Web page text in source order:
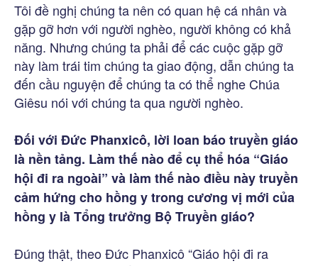
Tôi đề nghị chúng ta nên có quan hệ cá nhân và
gặp gỡ hơn với người nghèo, người không có khả
năng. Nhưng chúng ta phải để các cuộc gặp gỡ
này làm trái tim chúng ta giao động, dẫn chúng ta
đến cầu nguyện để chúng ta có thể nghe Chúa
Giêsu nói với chúng ta qua người nghèo.
Đối với Đức Phanxicô, lời loan báo truyền giáo
là nền tảng. Làm thế nào để cụ thể hóa “Giáo
hội đi ra ngoài” và làm thế nào điều này truyền
cảm hứng cho hồng y trong cương vị mới của
hồng y là Tổng trưởng Bộ Truyền giáo?
Đúng thật, theo Đức Phanxicô “Giáo hội đi ra